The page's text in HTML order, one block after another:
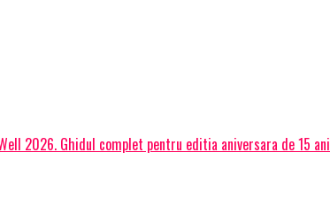
2026. Ghidul complet pentru editia aniversara de 15 ani